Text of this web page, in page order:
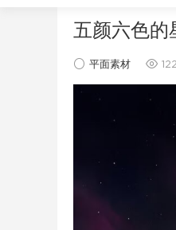
五颜六色的
平面素材